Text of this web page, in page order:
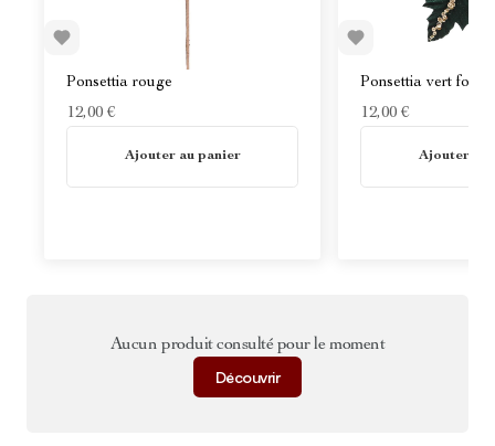
Ponsettia rouge
12,00 €
Ajouter au panier
Ponsettia vert
12,00 €
Ajouter au
Aucun produit consulté pour le moment
Découvrir